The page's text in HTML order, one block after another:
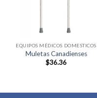
EQUIPOS MÉDICOS DOMESTICOS
Muletas Canadienses
$36.36